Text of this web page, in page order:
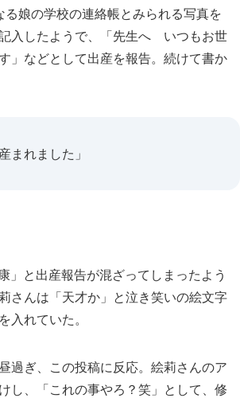
る娘の学校の連絡帳とみられる写真を
入したようで、「先生へ いつもお世
」などとして出産を報告。続けて書か
まれました」
」と出産報告が混ざってしまったよう
さんは「天才か」と泣き笑いの絵文字
入れていた。
過ぎ、この投稿に反応。絵莉さんのア
し、「これの事やろ？笑」として、修